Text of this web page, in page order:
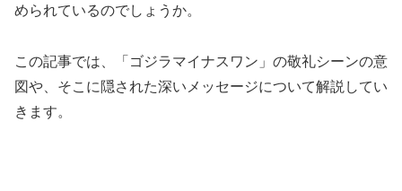
められているのでしょうか。
この記事では、「ゴジラマイナスワン」の敬礼シーンの意
図や、そこに隠された深いメッセージについて解説してい
きます。